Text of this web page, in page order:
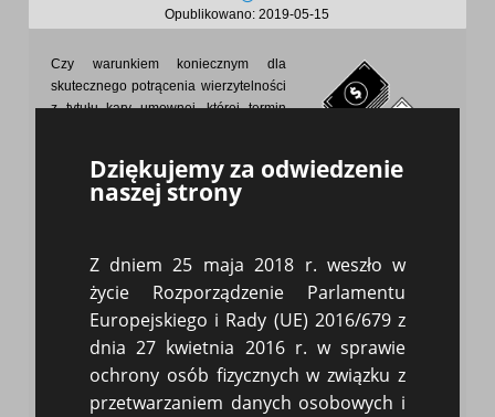
Dziękujemy za odwiedzenie
naszej strony
Z dniem 25 maja 2018 r. weszło w
życie Rozporządzenie Parlamentu
Europejskiego i Rady (UE) 2016/679 z
dnia 27 kwietnia 2016 r. w sprawie
ochrony osób fizycznych w związku z
przetwarzaniem danych osobowych i
Opublikowano: 2019-05-15
Czy warunkiem koniecznym dla
skutecznego potrącenia wierzytelności
z tytułu kary umownej, której termin
wezwanie dłużnika do zapłaty tej kary
(art. 455 k.c.)?”. Sąd Najwyższy
§ 1 k.c. w terminie wynikającym z art. 455 k.c. (art. 455: Jeżeli
termin spełnienia świadczenia nie jest oznaczony ani nie wynika
z właściwości zobowiązania, świadczenie powinno być spełnione
niezwłocznie po wezwaniu dłużnika do wykonania).
Czy dłużnika trzeba za każdym razem wezwać do zapłaty kary